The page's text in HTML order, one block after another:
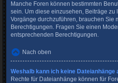
Manche Foren können bestimmten
sein. Um diese einzusehen, Beiträge zu
Vorgänge durchzuführen, brauchen Sie
Berechtigungen. Fragen Sie einen
entsprechenden Berechtigungen.
Nach oben
Weshalb kann ich keine Dateianhänge
Rechte für Dateianhänge können für